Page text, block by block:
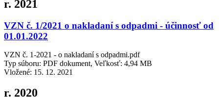
r. 2021
VZN č. 1/2021 o nakladaní s odpadmi - účinnosť od
01.01.2022
VZN č. 1-2021 - o nakladaní s odpadmi.pdf
Typ súboru: PDF dokument, Veľkosť: 4,94 MB
Vložené: 15. 12. 2021
r. 2020